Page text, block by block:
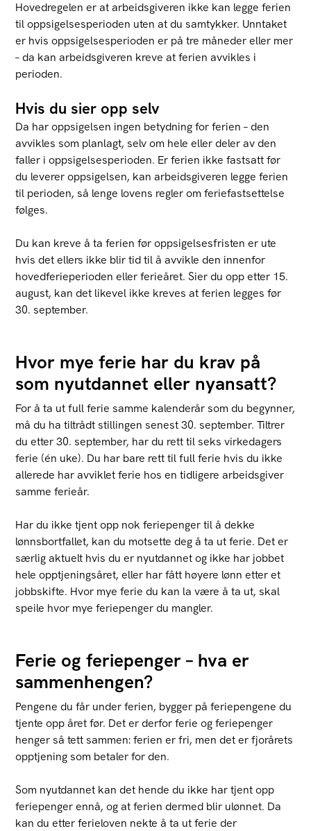
Hovedregelen er at arbeidsgiveren ikke kan legge ferien
til oppsigelsesperioden uten at du samtykker. Unntaket
er hvis oppsigelsesperioden er på tre måneder eller mer
– da kan arbeidsgiveren kreve at ferien avvikles i
perioden.
Hvis du sier opp selv
Da har oppsigelsen ingen betydning for ferien – den
avvikles som planlagt, selv om hele eller deler av den
faller i oppsigelsesperioden. Er ferien ikke fastsatt før
du leverer oppsigelsen, kan arbeidsgiveren legge ferien
til perioden, så lenge lovens regler om feriefastsettelse
følges.
Du kan kreve å ta ferien før oppsigelsesfristen er ute
hvis det ellers ikke blir tid til å avvikle den innenfor
hovedferieperioden eller ferieåret. Sier du opp etter 15.
august, kan det likevel ikke kreves at ferien legges før
30. september.
Hvor mye ferie har du krav på
som nyutdannet eller nyansatt?
For å ta ut full ferie samme kalenderår som du begynner,
må du ha tiltrådt stillingen senest 30. september. Tiltrer
du etter 30. september, har du rett til seks virkedagers
ferie (én uke). Du har bare rett til full ferie hvis du ikke
allerede har avviklet ferie hos en tidligere arbeidsgiver
samme ferieår.
Har du ikke tjent opp nok feriepenger til å dekke
lønnsbortfallet, kan du motsette deg å ta ut ferie. Det er
særlig aktuelt hvis du er nyutdannet og ikke har jobbet
hele opptjeningsåret, eller har fått høyere lønn etter et
jobbskifte. Hvor mye ferie du kan la være å ta ut, skal
speile hvor mye feriepenger du mangler.
Ferie og feriepenger – hva er
sammenhengen?
Pengene du får under ferien, bygger på feriepengene du
tjente opp året før. Det er derfor ferie og feriepenger
henger så tett sammen: ferien er fri, men det er fjorårets
opptjening som betaler for den.
Som nyutdannet kan det hende du ikke har tjent opp
feriepenger ennå, og at ferien dermed blir ulønnet. Da
kan du etter ferieloven nekte å ta ut ferie der